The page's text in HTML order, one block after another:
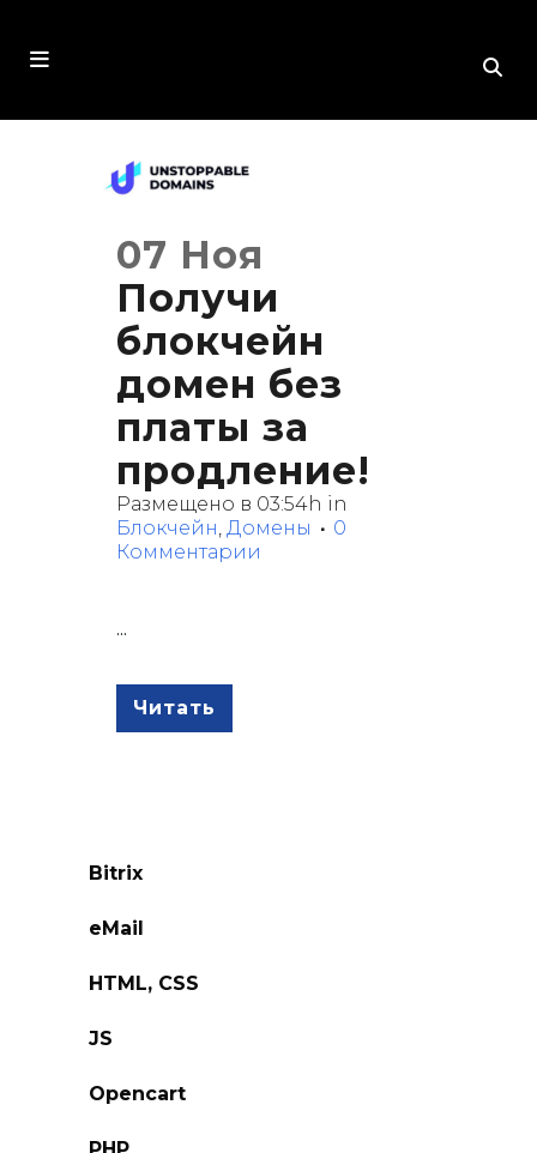
07 Ноя
Получи
блокчейн
домен без
платы за
продление!
Размещено в 03:54h in
Блокчейн Домены
0
Комментарии
...
Читать
Bitrix
eMail
HTML, CSS
JS
Opencart
PHP